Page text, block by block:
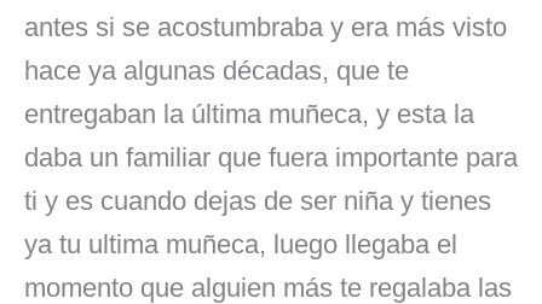
antes si se acostumbraba y era más visto
hace ya algunas décadas, que te
entregaban la última muñeca, y esta la
daba un familiar que fuera importante para
ti y es cuando dejas de ser niña y tienes
ya tu ultima muñeca, luego llegaba el
momento que alguien más te regalaba las